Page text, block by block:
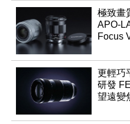
極致畫
APO-
Focus
更輕巧
研發
望遠變